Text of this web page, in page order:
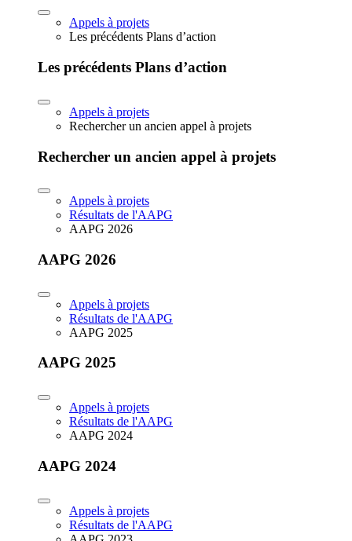
Appels à projets
Les précédents Plans d’action
Les précédents Plans d’action
Appels à projets
Rechercher un ancien appel à projets
Rechercher un ancien appel à projets
Appels à projets
Résultats de l'AAPG
AAPG 2026
AAPG 2026
Appels à projets
Résultats de l'AAPG
AAPG 2025
AAPG 2025
Appels à projets
Résultats de l'AAPG
AAPG 2024
AAPG 2024
Appels à projets
Résultats de l'AAPG